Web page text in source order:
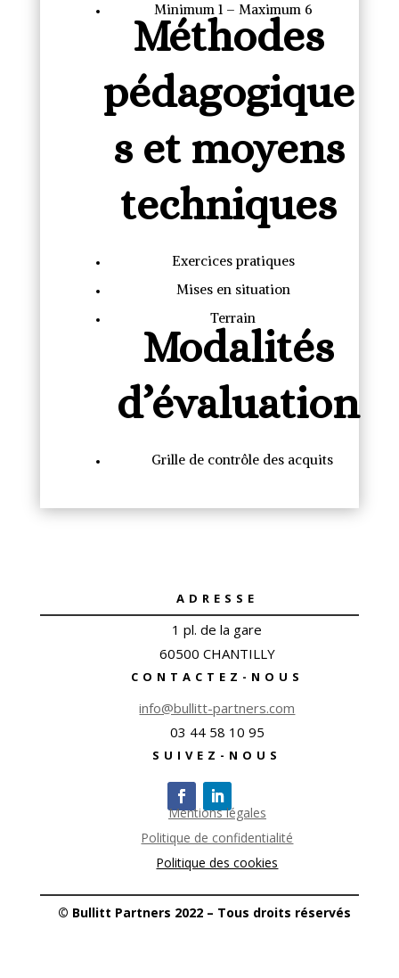
Minimum 1 – Maximum 6
Méthodes
pédagogique
s et moyens
techniques
Exercices pratiques
Mises en situation
Terrain
Modalités
d’évaluation
Grille de contrôle des acquits
ADRESSE
1 pl. de la gare
60500 CHANTILLY
CONTACTEZ-NOUS
info@bullitt-partners.com
03 44 58 10 95
SUIVEZ-NOUS
Mentions légales
Politique de confidentialité
Politique des cookies
© Bullitt Partners 2022 – Tous droits réservés